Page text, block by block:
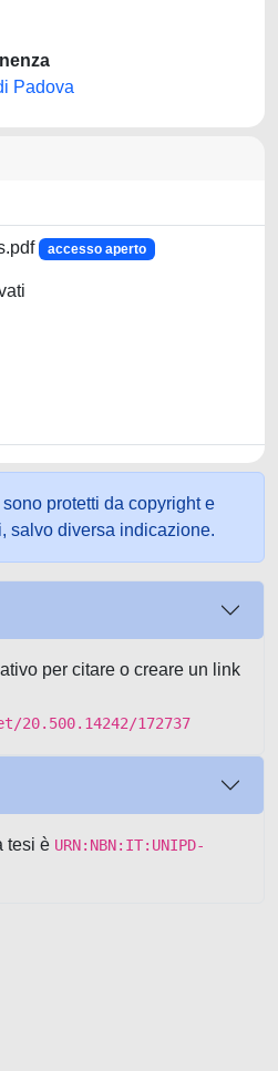
Padova
accesso aperto
sono protetti da copyright e
salvo diversa indicazione.
per citare o creare un link
172737
tesi è URN:NBN:IT:UNIPD-